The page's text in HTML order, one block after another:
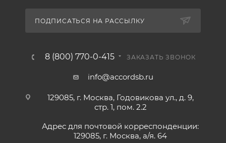
ПОДПИСАТЬСЯ НА РАССЫЛКУ
8 (800) 770-0-415 ЗАКАЗАТЬ ЗВОНОК
info@accordsb.ru
129085, г. Москва, Годовикова ул., д. 9,
стр. 1, пом. 2.2
Адрес для почтовой корреспонденции:
129085, г. Москва, а/я. 64